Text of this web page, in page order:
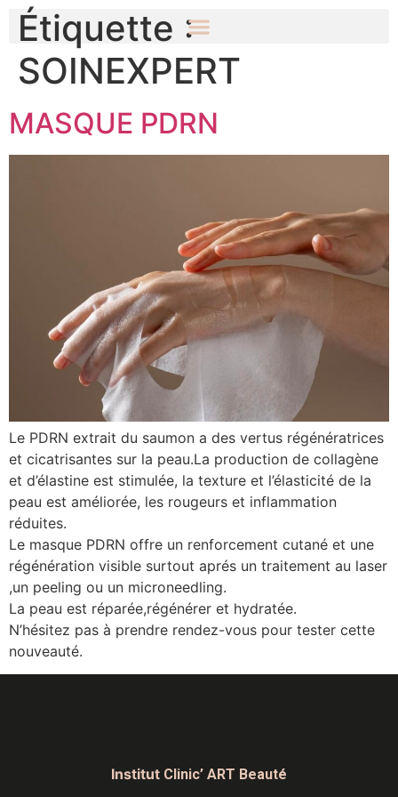
Étiquette :
SOINEXPERT
MASQUE PDRN
Le PDRN extrait du saumon a des vertus régénératrices
et cicatrisantes sur la peau.La production de collagène
et d’élastine est stimulée, la texture et l’élasticité de la
peau est améliorée, les rougeurs et inflammation
réduites.
Le masque PDRN offre un renforcement cutané et une
régénération visible surtout aprés un traitement au laser
,un peeling ou un microneedling.
La peau est réparée,régénérer et hydratée.
N’hésitez pas à prendre rendez-vous pour tester cette
nouveauté.
Institut Clinic’ ART Beauté